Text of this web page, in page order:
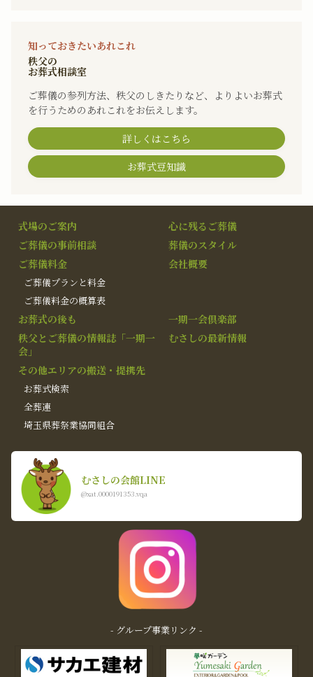
知っておきたいあれこれ
秩父の
お葬式相談室
ご葬儀の参列方法、秩父のしきたりなど、よりよいお葬式
を行うためのあれこれをお伝えします。
詳しくはこちら
お葬式豆知識
式場のご案内
心に残るご葬儀
ご葬儀の事前相談
葬儀のスタイル
ご葬儀料金
ご葬儀プランと料金
ご葬儀料金の概算表
会社概要
お葬式の後も
一期一会倶楽部
秩父とご葬儀の情報誌「一期一
会」
むさしの最新情報
その他エリアの搬送・提携先
お葬式検索
全葬連
埼玉県葬祭業協同組合
むさしの会館LINE
@xat.0000191353.vqa
- グループ事業リンク -